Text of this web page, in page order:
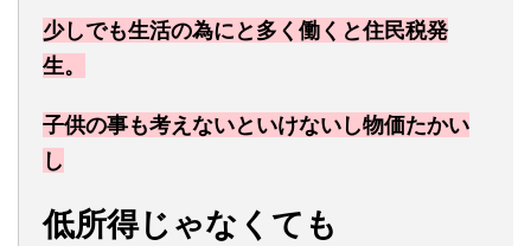
少しでも生活の為にと多く働くと住民税発
生。
子供の事も考えないといけないし物価たかい
し
低所得じゃなくても